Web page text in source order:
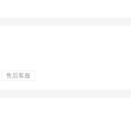
售后客服